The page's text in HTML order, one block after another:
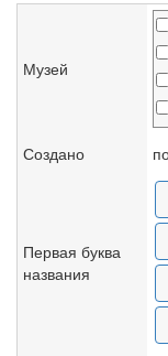
Музей
Создано
Первая буква
названия